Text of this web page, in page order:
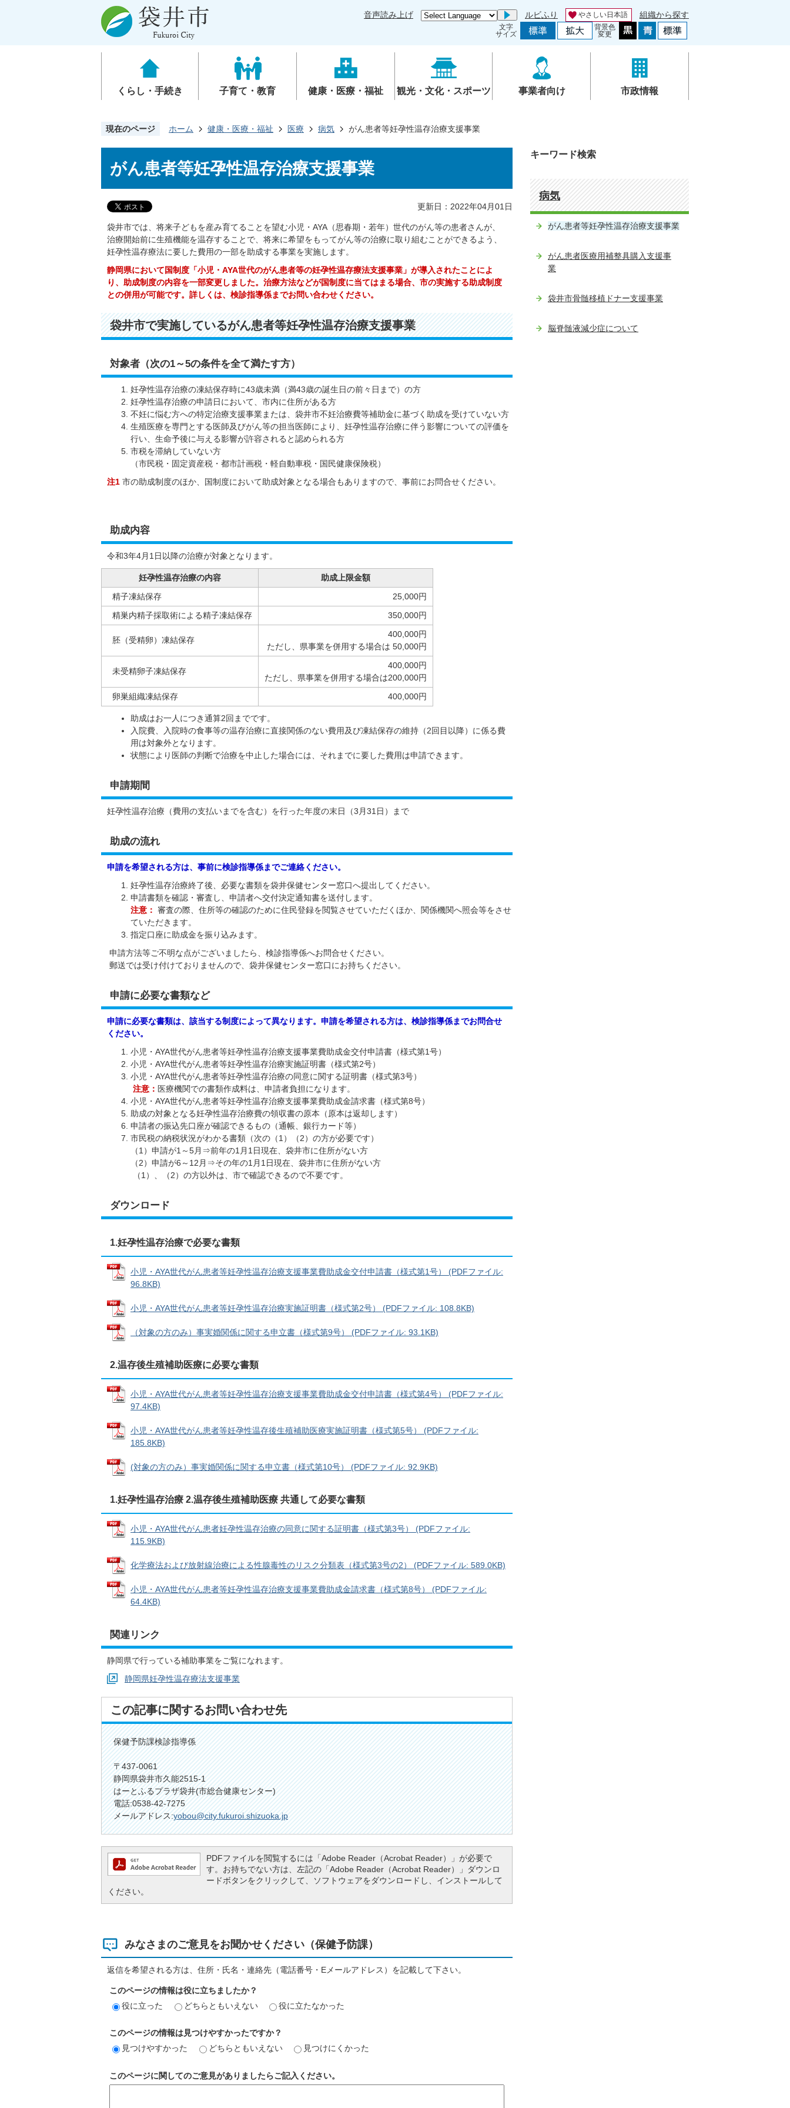
音声読み上げ Go ルビふり やさしい日本語 組織から探す
文字
サイズ
背景色
変更
くらし・手続き 子育て・教育 健康・医療・福祉 観光・文化・スポーツ 事業者向け 市政情報
現在のページ ホーム 健康・医療・福祉 医療 病気 がん患者等妊孕性温存治療支援事業
がん患者等妊孕性温存治療支援事業
更新日：2022年04月01日
袋井市では、将来子どもを産み育てることを望む小児・AYA（思春期・若年）世代のがん等の患者さんが、
治療開始前に生殖機能を温存することで、将来に希望をもってがん等の治療に取り組むことができるよう、
妊孕性温存療法に要した費用の一部を助成する事業を実施します。
静岡県において国制度「小児・AYA世代のがん患者等の妊孕性温存療法支援事業」が導入されたことによ
り、助成制度の内容を一部変更しました。治療方法などが国制度に当てはまる場合、市の実施する助成制度
との併用が可能です。詳しくは、検診指導係までお問い合わせください。
袋井市で実施しているがん患者等妊孕性温存治療支援事業
対象者（次の1～5の条件を全て満たす方）
妊孕性温存治療の凍結保存時に43歳未満（満43歳の誕生日の前々日まで）の方
妊孕性温存治療の申請日において、市内に住所がある方
不妊に悩む方への特定治療支援事業または、袋井市不妊治療費等補助金に基づく助成を受けていない方
生殖医療を専門とする医師及びがん等の担当医師により、妊孕性温存治療に伴う影響についての評価を
行い、生命予後に与える影響が許容されると認められる方
市税を滞納していない方
（市民税・固定資産税・都市計画税・軽自動車税・国民健康保険税）
注1 市の助成制度のほか、国制度において助成対象となる場合もありますので、事前にお問合せください。
助成内容
令和3年4月1日以降の治療が対象となります。
妊孕性温存治療の内容
助成上限金額
精子凍結保存
25,000円
精巣内精子採取術による精子凍結保存
350,000円
胚（受精卵）凍結保存
400,000円
ただし、県事業を併用する場合は 50,000円
未受精卵子凍結保存
400,000円
ただし、県事業を併用する場合は200,000円
卵巣組織凍結保存
400,000円
助成はお一人につき通算2回までです。
入院費、入院時の食事等の温存治療に直接関係のない費用及び凍結保存の維持（2回目以降）に係る費
用は対象外となります。
状態により医師の判断で治療を中止した場合には、それまでに要した費用は申請できます。
申請期間
妊孕性温存治療（費用の支払いまでを含む）を行った年度の末日（3月31日）まで
助成の流れ
申請を希望される方は、事前に検診指導係までご連絡ください。
妊孕性温存治療終了後、必要な書類を袋井保健センター窓口へ提出してください。
申請書類を確認・審査し、申請者へ交付決定通知書を送付します。
注意： 審査の際、住所等の確認のために住民登録を閲覧させていただくほか、関係機関へ照会等をさせ
ていただきます。
指定口座に助成金を振り込みます。
申請方法等ご不明な点がございましたら、検診指導係へお問合せください。
郵送では受け付けておりませんので、袋井保健センター窓口にお持ちください。
申請に必要な書類など
申請に必要な書類は、該当する制度によって異なります。申請を希望される方は、検診指導係までお問合せ
ください。
小児・AYA世代がん患者等妊孕性温存治療支援事業費助成金交付申請書（様式第1号）
小児・AYA世代がん患者等妊孕性温存治療実施証明書（様式第2号）
小児・AYA世代がん患者等妊孕性温存治療の同意に関する証明書（様式第3号）
注意： 医療機関での書類作成料は、申請者負担になります。
小児・AYA世代がん患者等妊孕性温存治療支援事業費助成金請求書（様式第8号）
助成の対象となる妊孕性温存治療費の領収書の原本（原本は返却します）
申請者の振込先口座が確認できるもの（通帳、銀行カード等）
市民税の納税状況がわかる書類（次の（1）（2）の方が必要です）
（1）申請が1～5月⇒前年の1月1日現在、袋井市に住所がない方
（2）申請が6～12月⇒その年の1月1日現在、袋井市に住所がない方
（1）、（2）の方以外は、市で確認できるので不要です。
ダウンロード
1.妊孕性温存治療で必要な書類
小児・AYA世代がん患者等妊孕性温存治療支援事業費助成金交付申請書（様式第1号） (PDFファイル:
96.8KB)
小児・AYA世代がん患者等妊孕性温存治療実施証明書（様式第2号） (PDFファイル: 108.8KB)
（対象の方のみ）事実婚関係に関する申立書（様式第9号） (PDFファイル: 93.1KB)
2.温存後生殖補助医療に必要な書類
小児・AYA世代がん患者等妊孕性温存治療支援事業費助成金交付申請書（様式第4号） (PDFファイル:
97.4KB)
小児・AYA世代がん患者等妊孕性温存後生殖補助医療実施証明書（様式第5号） (PDFファイル:
185.8KB)
(対象の方のみ）事実婚関係に関する申立書（様式第10号） (PDFファイル: 92.9KB)
1.妊孕性温存治療 2.温存後生殖補助医療 共通して必要な書類
小児・AYA世代がん患者妊孕性温存治療の同意に関する証明書（様式第3号） (PDFファイル:
115.9KB)
化学療法および放射線治療による性腺毒性のリスク分類表（様式第3号の2） (PDFファイル: 589.0KB)
小児・AYA世代がん患者等妊孕性温存治療支援事業費助成金請求書（様式第8号） (PDFファイル:
64.4KB)
関連リンク
静岡県で行っている補助事業をご覧になれます。
静岡県妊孕性温存療法支援事業
この記事に関するお問い合わせ先
保健予防課検診指導係
〒437-0061
静岡県袋井市久能2515-1
はーとふるプラザ袋井(市総合健康センター)
電話:0538-42-7275
メールアドレス:yobou@city.fukuroi.shizuoka.jp
PDFファイルを閲覧するには「Adobe Reader（Acrobat Reader）」が必要で
す。お持ちでない方は、左記の「Adobe Reader（Acrobat Reader）」ダウンロ
ードボタンをクリックして、ソフトウェアをダウンロードし、インストールして
ください。
みなさまのご意見をお聞かせください（保健予防課）
返信を希望される方は、住所・氏名・連絡先（電話番号・Eメールアドレス）を記載して下さい。
このページの情報は役に立ちましたか？
役に立った
どちらともいえない 役に立たなかった
このページの情報は見つけやすかったですか？
見つけやすかった
どちらともいえない 見つけにくかった
このページに関してのご意見がありましたらご記入ください。
キーワード検索
病気
がん患者等妊孕性温存治療支援事業
がん患者医療用補整具購入支援事
業
袋井市骨髄移植ドナー支援事業
脳脊髄液減少症について